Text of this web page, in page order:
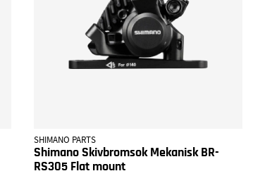
SHIMANO PARTS
Shimano Skivbromsok Mekanisk BR-
RS305 Flat mount